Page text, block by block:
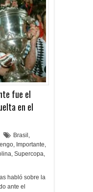
fue el
en el
Brasil ,
, Importante,
, Supercopa,
habló sobre la
ante el